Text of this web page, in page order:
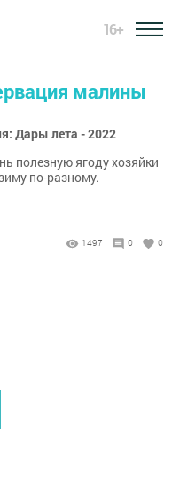
16+
малины
Дары лета - 2022
полезную ягоду хозяйки
по-разному.
1497 0 0